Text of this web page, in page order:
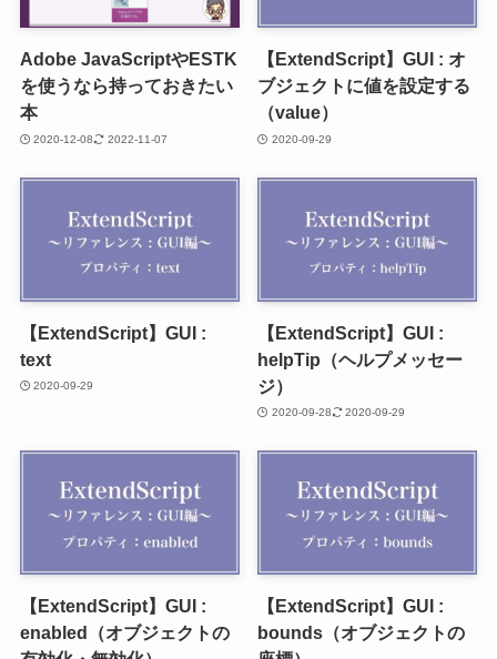
Adobe JavaScriptやESTK
を使うなら持っておきたい
本
2020-12-08 2022-11-07
【ExtendScript】GUI : オ
ブジェクトに値を設定する
（value）
2020-09-29
【ExtendScript】GUI :
text
2020-09-29
【ExtendScript】GUI :
helpTip（ヘルプメッセー
ジ）
2020-09-28 2020-09-29
【ExtendScript】GUI :
enabled（オブジェクトの
【ExtendScript】GUI :
bounds（オブジェクトの